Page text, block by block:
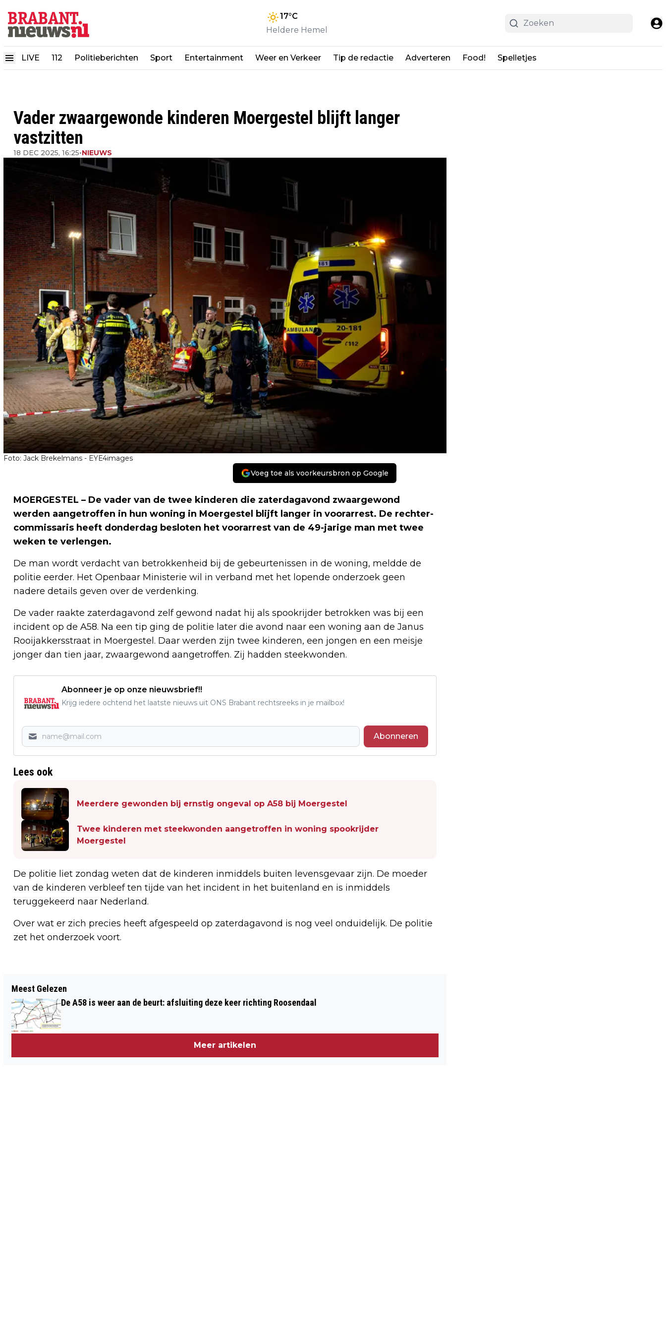
17°C
Heldere Hemel
LIVE 112 Politieberichten Sport Entertainment Weer en Verkeer Tip de redactie Adverteren Food! Spelletjes
Vader zwaargewonde kinderen Moergestel blijft langer
vastzitten
18 DEC 2025, 16:25•NIEUWS
Foto: Jack Brekelmans - EYE4images
Voeg toe als voorkeursbron op Google
MOERGESTEL – De vader van de twee kinderen die zaterdagavond zwaargewond
werden aangetroffen in hun woning in Moergestel blijft langer in voorarrest. De rechter-
commissaris heeft donderdag besloten het voorarrest van de 49-jarige man met twee
weken te verlengen.
De man wordt verdacht van betrokkenheid bij de gebeurtenissen in de woning, meldde de
politie eerder. Het Openbaar Ministerie wil in verband met het lopende onderzoek geen
nadere details geven over de verdenking.
De vader raakte zaterdagavond zelf gewond nadat hij als spookrijder betrokken was bij een
incident op de A58. Na een tip ging de politie later die avond naar een woning aan de Janus
Rooijakkersstraat in Moergestel. Daar werden zijn twee kinderen, een jongen en een meisje
jonger dan tien jaar, zwaargewond aangetroffen. Zij hadden steekwonden.
Abonneer je op onze nieuwsbrief!!
Krijg iedere ochtend het laatste nieuws uit ONS Brabant rechtsreeks in je mailbox!
Abonneren
Lees ook
Meerdere gewonden bij ernstig ongeval op A58 bij Moergestel
Twee kinderen met steekwonden aangetroffen in woning spookrijder
Moergestel
De politie liet zondag weten dat de kinderen inmiddels buiten levensgevaar zijn. De moeder
van de kinderen verbleef ten tijde van het incident in het buitenland en is inmiddels
teruggekeerd naar Nederland.
Over wat er zich precies heeft afgespeeld op zaterdagavond is nog veel onduidelijk. De politie
zet het onderzoek voort.
PSV WINT MET GEMAK VAN GVVV
MAAR ZIET DRIE SPELERS
GEBLESSEERD AFHAKEN
ANANASSEN BIJ KOELBEDRIJF IN
Meest Gelezen
De A58 is weer aan de beurt: afsluiting deze keer richting Roosendaal
Meer artikelen